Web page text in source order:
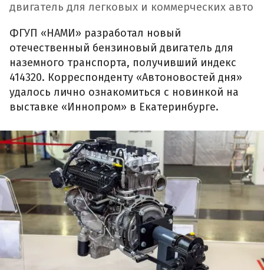
двигатель для легковых и коммерческих авто
ФГУП «НАМИ» разработал новый
отечественный бензиновый двигатель для
наземного транспорта, получивший индекс
414320. Корреспонденту «Автоновостей дня»
удалось лично ознакомиться с новинкой на
выставке «Иннопром» в Екатеринбурге.